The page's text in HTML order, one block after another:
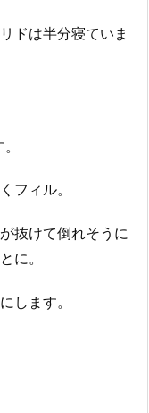
ドは半分寝ていま
フィル。
抜けて倒れそうに
に。
します。